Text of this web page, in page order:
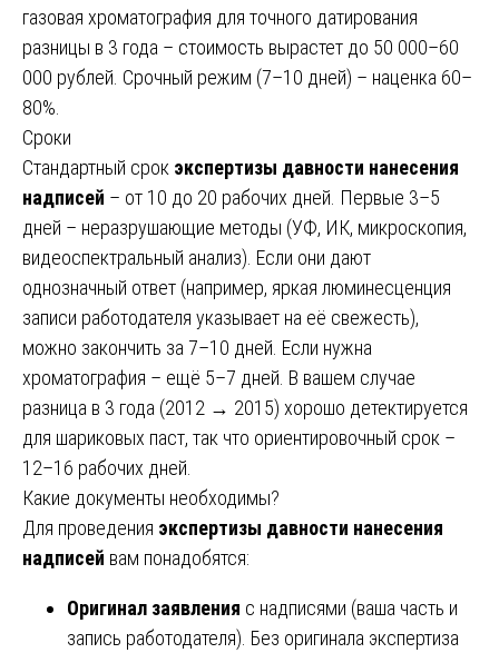
газовая хроматография для точного датирования
разницы в 3 года – стоимость вырастет до 50 000–60
000 рублей. Срочный режим (7–10 дней) – наценка 60–
80%.
Сроки
Стандартный срок экспертизы давности нанесения
надписей – от 10 до 20 рабочих дней. Первые 3–5
дней – неразрушающие методы (УФ, ИК, микроскопия,
видеоспектральный анализ). Если они дают
однозначный ответ (например, яркая люминесценция
записи работодателя указывает на её свежесть),
можно закончить за 7–10 дней. Если нужна
хроматография – ещё 5–7 дней. В вашем случае
разница в 3 года (2012 → 2015) хорошо детектируется
для шариковых паст, так что ориентировочный срок –
12–16 рабочих дней.
Какие документы необходимы?
Для проведения экспертизы давности нанесения
надписей вам понадобятся:
Оригинал заявления с надписями (ваша часть и
запись работодателя). Без оригинала экспертиза